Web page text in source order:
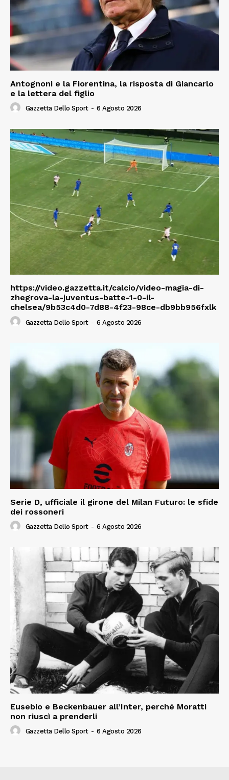
Antognoni e la Fiorentina, la risposta di Giancarlo
e la lettera del figlio
Gazzetta Dello Sport - 6 Agosto 2026
https://video.gazzetta.it/calcio/video-magia-di-
zhegrova-la-juventus-batte-1-0-il-
chelsea/9b53c4d0-7d88-4f23-98ce-db9bb956fxlk
Gazzetta Dello Sport - 6 Agosto 2026
Serie D, ufficiale il girone del Milan Futuro: le sfide
dei rossoneri
Gazzetta Dello Sport - 6 Agosto 2026
Eusebio e Beckenbauer all’Inter, perché Moratti
non riuscì a prenderli
Gazzetta Dello Sport - 6 Agosto 2026